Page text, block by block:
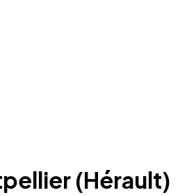
(Hérault)